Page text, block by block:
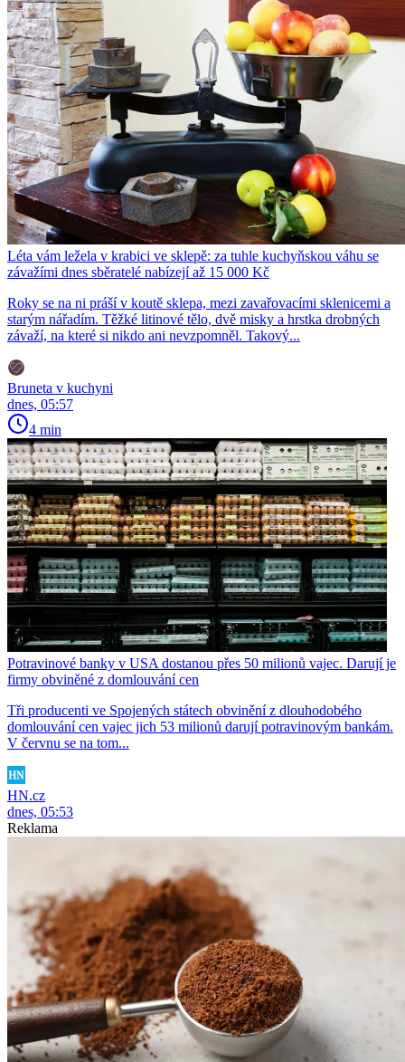
Léta vám ležela v krabici ve sklepě: za tuhle kuchyňskou váhu se
závažími dnes sběratelé nabízejí až 15 000 Kč
Roky se na ni práší v koutě sklepa, mezi zavařovacími sklenicemi a
starým nářadím. Těžké litinové tělo, dvě misky a hrstka drobných
závaží, na které si nikdo ani nevzpomněl. Takový...
Bruneta v kuchyni
dnes, 05:57
4 min
Potravinové banky v USA dostanou přes 50 milionů vajec. Darují je
firmy obviněné z domlouvání cen
Tři producenti ve Spojených státech obvinění z dlouhodobého
domlouvání cen vajec jich 53 milionů darují potravinovým bankám.
V červnu se na tom...
HN.cz
dnes, 05:53
Reklama